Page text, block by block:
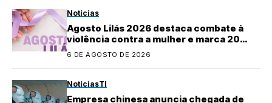
Notícias
Agosto Lilás 2026 destaca combate à
violência contra a mulher e marca 20
anos da Lei Maria da Penha
6 DE AGOSTO DE 2026
NotíciasTI
Empresa chinesa anuncia chegada de